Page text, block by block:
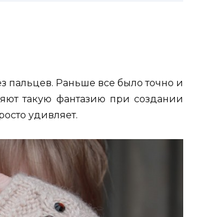
пальцев. Раньше все было точно и
такую фантазию при создании
удивляет.